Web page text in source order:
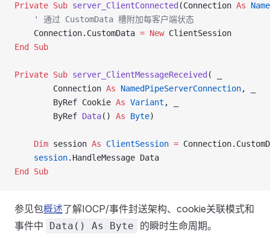
Private Sub server_ClientConnected (Connection As
    ' 通过 CustomData 槽附加每客户端状态
    Connection.CustomData
= New ClientSession
End Sub
Private Sub server_ClientMessageReceived ( _
        Connection
As NamedPipeServerConnection, _
        ByRef Cookie
As Variant , _
        ByRef
Data() As Byte)
    Dim
session As ClientSession =
    session
.HandleMessage Data
End Sub
参见包概述了解IOCP/事件封送架构、cookie关联模式和
事件中
Data() As Byte 的瞬时生命周期。